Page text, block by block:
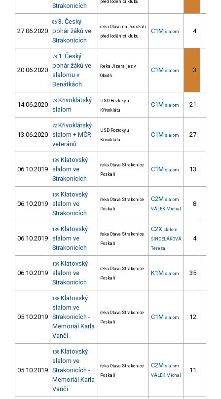
Strakonicích
před loděnicí klubu
27.06.2020
86 3. Český
pohár žáků ve
Strakonicích
řeka Otava na Podskalí
před loděnicí klubu
C1M slalom 4.
20.06.2020
78 1. Český
pohár žáků ve
slalomu v
Benátkách
Řeka Jizera, jez v
Obodři.
C1M slalom 3.
14.06.2020 73 Křivoklátský
slalom
USD Roztoky u
Křivoklátu
C1M slalom 21.
13.06.2020
72 Křivoklátský
slalom + MČR
veteránů
USD Roztoky u
Křivoklátu
C1M slalom 27.
06.10.2019
139 Klatovský
slalom ve
Strakonicích
řeka Otava Strakonice
Poskalí
C1M slalom 13.
06.10.2019
139 Klatovský
slalom ve
Strakonicích
řeka Otava Strakonice
Poskalí
C2M slalom
VÁLEK Michal
8.
06.10.2019
139 Klatovský
slalom ve
Strakonicích
řeka Otava Strakonice
Poskalí
C2X slalom
ŠINDELÁŘOVÁ
Tereza
4.
06.10.2019
139 Klatovský
slalom ve
Strakonicích
řeka Otava Strakonice
Poskalí
K1M slalom 35.
05.10.2019
138 Klatovský
slalom ve
Strakonicích -
Memoriál Karla
Vanči
řeka Otava Strakonice
Poskalí
C1M slalom 12.
05.10.2019
138 Klatovský
slalom ve
Strakonicích -
Memoriál Karla
Vanči
řeka Otava Strakonice
Poskalí
C2M slalom
VÁLEK Michal
11.